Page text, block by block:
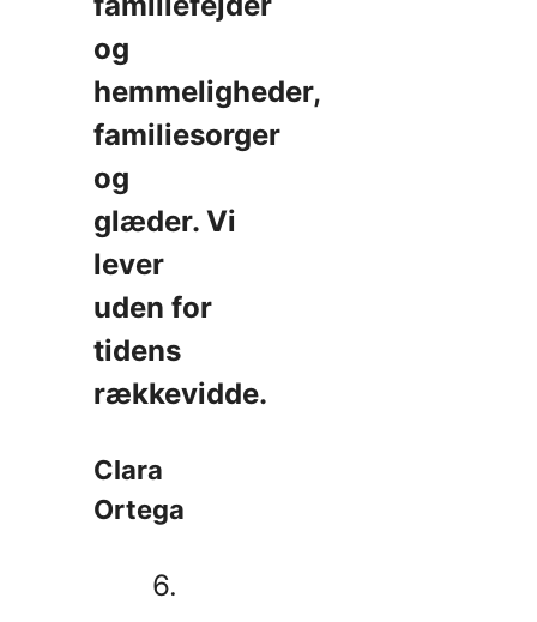
og
hemmeligheder,
familiesorger
og
glæder. Vi
lever
uden for
tidens
rækkevidde.
Clara
Ortega
6.